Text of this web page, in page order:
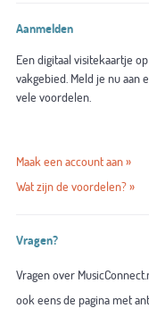
Aanmelden
Een digitaal visitekaartje
vakgebied. Meld je nu aan
vele voordelen.
Maak een account aan »
Wat zijn de voordelen? »
Vragen?
Vragen over
ook eens de pagina met